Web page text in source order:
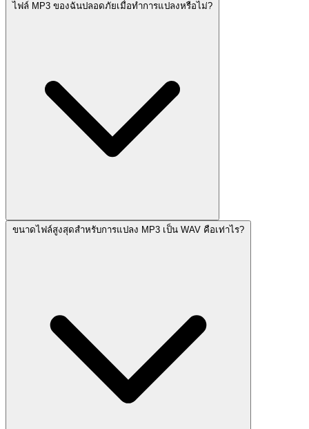
ไฟล์ MP3 ของฉันปลอดภัยเมื่อทำการแปลงหรือไม่?
ขนาดไฟล์สูงสุดสำหรับการแปลง MP3 เป็น WAV คือเท่าไร?